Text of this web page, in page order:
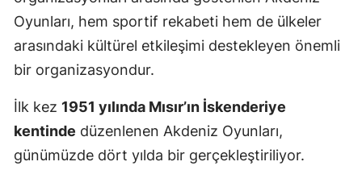
Oyunları, hem sportif rekabeti hem de ülkeler
arasındaki kültürel etkileşimi destekleyen önemli
bir organizasyondur.
İlk kez 1951 yılında Mısır’ın İskenderiye
kentinde düzenlenen Akdeniz Oyunları,
günümüzde dört yılda bir gerçekleştiriliyor.